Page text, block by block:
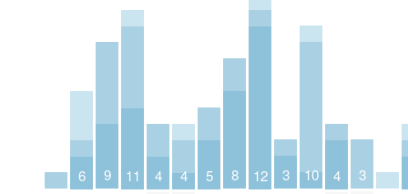
6 9 11 4 4 5 8 12 3 10 4 3